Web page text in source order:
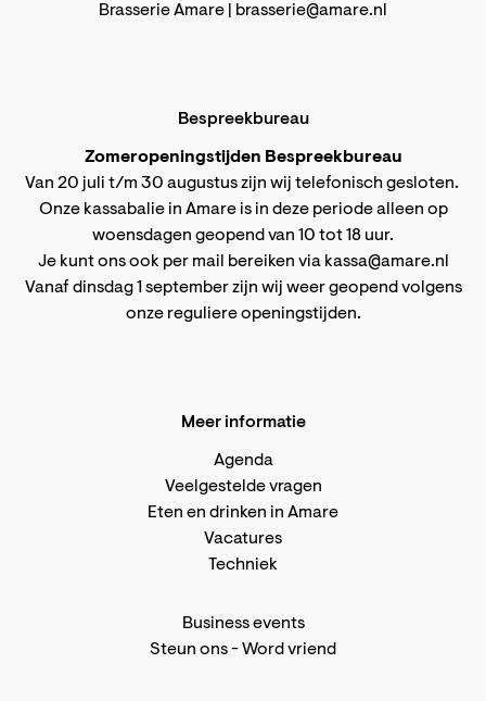
Brasserie Amare |
brasserie@amare.nl
Bespreekbureau
Zomeropeningstijden Bespreekbureau
Van 20 juli t/m 30 augustus zijn wij telefonisch gesloten.
Onze kassabalie in Amare is in deze periode alleen op
woensdagen geopend van 10 tot 18 uur.
Je kunt ons ook per mail bereiken via kassa@amare.nl
Vanaf dinsdag 1 september zijn wij weer geopend volgens
onze reguliere openingstijden.
Meer informatie
Agenda
Veelgestelde vragen
Eten en drinken in Amare
Vacatures
Techniek
Business events
Steun ons-Word vriend